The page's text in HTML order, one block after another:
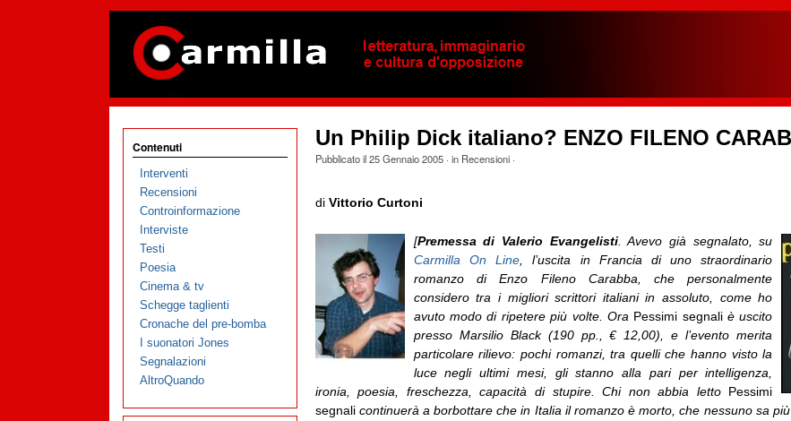
Un Philip Dick italiano? ENZO FILENO
Pubblicato il25 Gennaio 2005· in Recensioni·
di Vittorio Curtoni
[Premessa di Valerio Evangelisti. Avevo già segnalato, su
Carmilla On Line, l’uscita in Francia di uno straordinario
romanzo di Enzo Fileno Carabba, che personalmente
considero tra i migliori scrittori italiani in assoluto, come ho
avuto modo di ripetere più volte. OraPessimi segnaliè uscito
presso Marsilio Black (190 pp., € 12,00), e l’evento merita
particolare rilievo: pochi romanzi, tra quelli che hanno visto la
luce negli ultimi mesi, gli stanno alla pari per intelligenza,
ironia, poesia, freschezza, capacità di stupire. Chi non abbia lettoPessimi
segnali continuerà a borbottare che in Italia il romanzo è morto, che nessuno sa
Contenuti
Interventi
Recensioni
Controinformazione
Interviste
Testi
Poesia
Cinema & tv
Schegge taglienti
Cronache del pre-bomba
I suonatori Jones
Segnalazioni
AltroQuando